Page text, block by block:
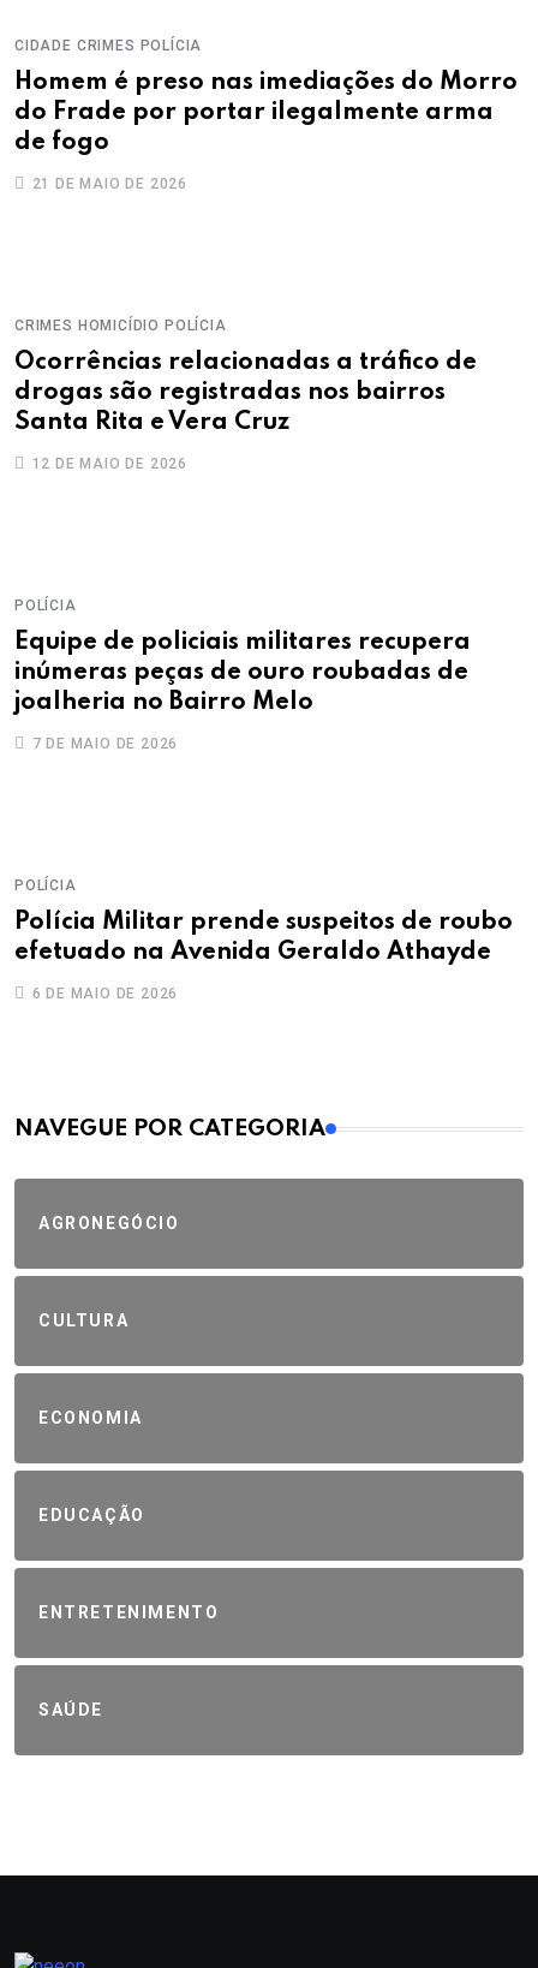
CIDADE CRIMES POLÍCIA
Homem é preso nas imediações do Morro
do Frade por portar ilegalmente arma
de fogo
21 DE MAIO DE 2026
CRIMES HOMICÍDIO POLÍCIA
Ocorrências relacionadas a tráfico de
drogas são registradas nos bairros
Santa Rita e Vera Cruz
12 DE MAIO DE 2026
POLÍCIA
Equipe de policiais militares recupera
inúmeras peças de ouro roubadas de
joalheria no Bairro Melo
7 DE MAIO DE 2026
POLÍCIA
Polícia Militar prende suspeitos de roubo
efetuado na Avenida Geraldo Athayde
6 DE MAIO DE 2026
MAIS VISTOS
NAVEGUE POR CATEGORIA
AGRONEGÓCIO
CULTURA
ECONOMIA
EDUCAÇÃO
ENTRETENIMENTO
SAÚDE